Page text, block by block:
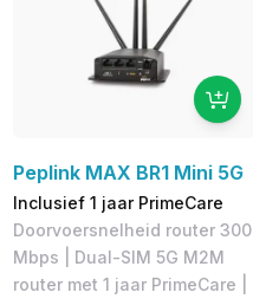
Peplink MAX BR1 Mini 5G
Inclusief 1 jaar PrimeCare
Doorvoersnelheid router 300
Mbps | Dual-SIM 5G M2M
router met 1 jaar PrimeCare |